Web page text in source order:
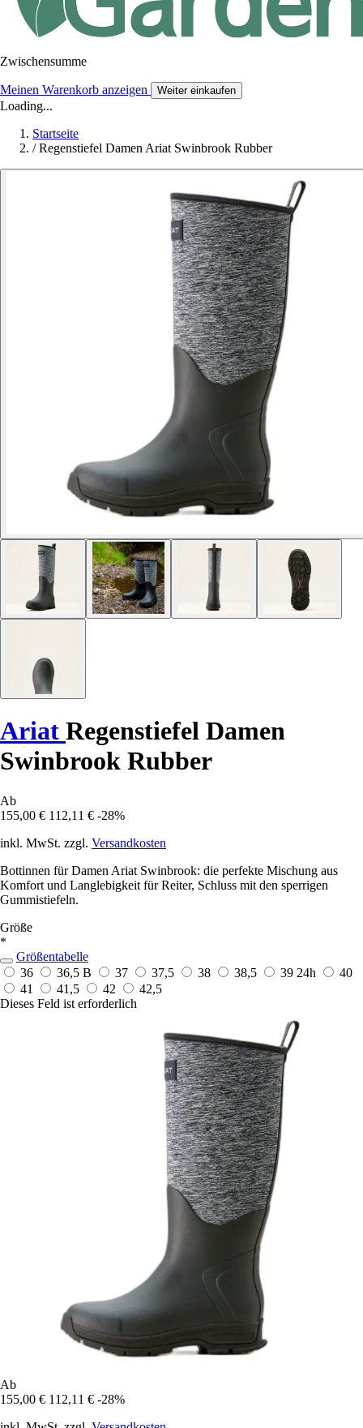
Zwischensumme
Meinen Warenkorb anzeigen Weiter einkaufen
Loading...
Startseite
/ Regenstiefel Damen Ariat Swinbrook Rubber
Ariat Regenstiefel Damen
Swinbrook Rubber
Ab
155,00 € 112,11 € -28%
inkl. MwSt. zzgl. Versandkosten
Bottinnen für Damen Ariat Swinbrook: die perfekte Mischung aus
Komfort und Langlebigkeit für Reiter, Schluss mit den sperrigen
Gummistiefeln.
Größe
*
Größentabelle
36
36,5 B 37 37,5 38 38,5 39 24h
40
41
41,5 42
42,5
Dieses Feld ist erforderlich
Ab
155,00 € 112,11 € -28%